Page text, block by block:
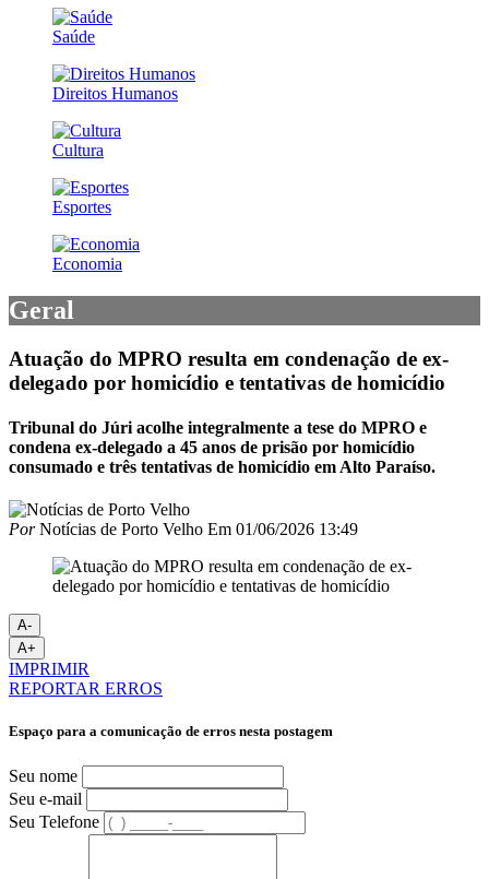
Saúde
Direitos Humanos
Cultura
Esportes
Economia
Geral
Atuação do MPRO resulta em condenação de ex-
delegado por homicídio e tentativas de homicídio
Tribunal do Júri acolhe integralmente a tese do MPRO e
condena ex-delegado a 45 anos de prisão por homicídio
consumado e três tentativas de homicídio em Alto Paraíso.
PorNotícias de Porto Velho Em 01/06/2026 13:49
A-
A+
IMPRIMIR
REPORTAR ERROS
Espaço para a comunicação de erros nesta postagem
Seu nome
Seu e-mail
Seu Telefone